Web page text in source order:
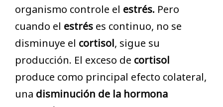
organismo controle el estrés. Pero
cuando el estrés es continuo, no se
disminuye el cortisol, sigue su
producción. El exceso de cortisol
produce como principal efecto colateral,
una disminución de la hormona